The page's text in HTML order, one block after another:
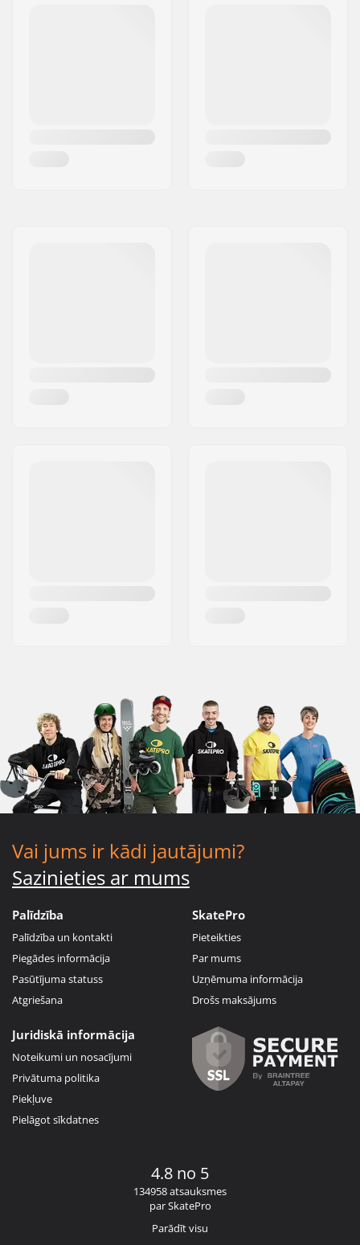
Vai jums ir kādi jautājumi?
Sazinieties ar mums
Palīdzība
Palīdzība un kontakti
Piegādes informācija
Pasūtījuma statuss
Atgriešana
SkatePro
Pieteikties
Par mums
Uzņēmuma informācija
Drošs maksājums
Juridiskā informācija
Noteikumi un nosacījumi
Privātuma politika
Piekļuve
Pielāgot sīkdatnes
4.8 no 5
134958 atsauksmes
par SkatePro
Parādīt visu